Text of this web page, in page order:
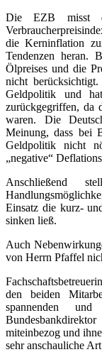
Die EZB misst
die Kerninflation
Tendenzen heran.
Ölpreises und die
nicht
Geldpolitik und
zurückgegriffen, da
waren. Die
Meinung, dass bei
Geldpolitik nicht
„negative“
Anschließend
Einsatz die kurz-
sinken ließ.
Auch
von Herrn Pfaffel
den beiden
spannenden
miteinbezog und
sehr anschauliche